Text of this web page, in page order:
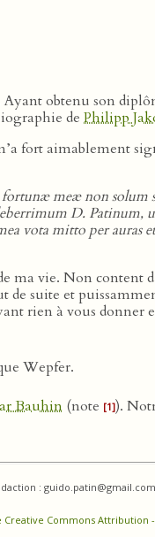
Ayant obtenu son
de Philipp
fort aimablement
meæ non solum
D.
vota mitto per auras
ma vie. Non content
suite et
rien à vous donner
Wepfer.
Bauhin (note [1]).
:
Creative Commons Attribution